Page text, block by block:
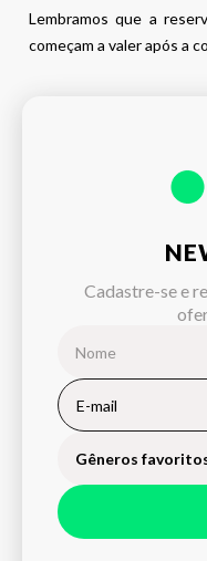
Lembramos que a
começam a valer após a
Cadastre-se e
Gêneros